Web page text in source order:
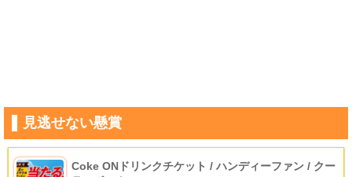
見逃せない懸賞
Coke ONドリンクチケット / ハンディーファン / クー